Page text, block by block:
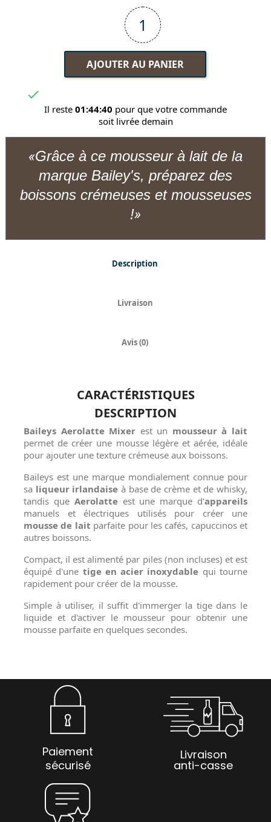
AJOUTER AU PANIER

Il reste 01:44:40 pour que votre commande
soit livrée demain
Grâce à ce mousseur à lait de la
marque Bailey's, préparez des
boissons crémeuses et mousseuses
!
Description
Livraison
Avis (0)
CARACTÉRISTIQUES
DESCRIPTION
Baileys Aerolatte Mixer est un mousseur à lait
permet de créer une mousse légère et aérée, idéale
pour ajouter une texture crémeuse aux boissons.
Baileys est une marque mondialement connue pour
sa liqueur irlandaise à base de crème et de whisky,
tandis que Aerolatteest une marque d'appareils
manuels et électriques utilisés pour créer une
mousse de lait parfaite pour les cafés, capuccinos et
autres boissons.
Compact, il est alimenté par piles (non incluses) et est
équipé d'une tige en acier inoxydable qui tourne
rapidement pour créer de la mousse.
Simple à utiliser, il suffit d'immerger la tige dans le
liquide et d'activer le mousseur pour obtenir une
mousse parfaite en quelques secondes.
Paiement
sécurisé
Livraison
anti-casse